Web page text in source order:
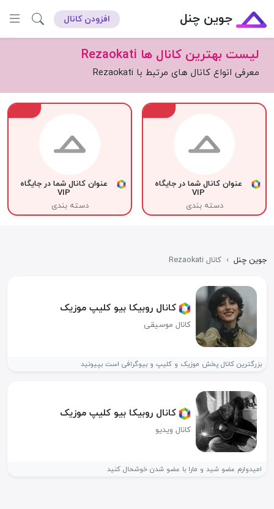
جوین چنل افزودن کانال
لیست بهترین کانال ها Rezaokati
معرفی انواع کانال های مرتبط با Rezaokati
عنوان کانال شما در جایگاه
VIP
دسته بندی
عنوان کانال شما در جایگاه
VIP
دسته بندی
جوین چنل › کانال Rezaokati
کانال روبیکا بیو کلیپ موزیک
کانال موسیقی
بزرگترین کانال پخش موزیک و کلیپ و بیوگرافی است بپیونید
کانال روبیکا بیو کلیپ موزیک
کانال ویدیو
امیدوارم عضو شید و مارا با عضو شدن خوشحال کنید